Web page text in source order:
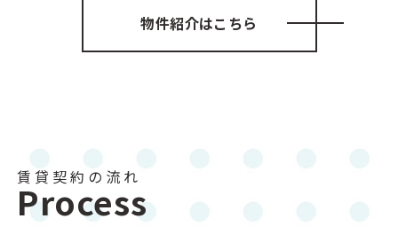
物件紹介はこちら
賃貸契約の流れ
Process